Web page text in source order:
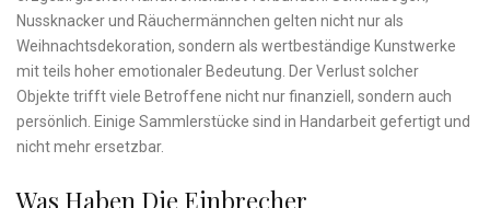
Nussknacker und Räuchermännchen gelten nicht nur als
Weihnachtsdekoration, sondern als wertbeständige Kunstwerke
mit teils hoher emotionaler Bedeutung. Der Verlust solcher
Objekte trifft viele Betroffene nicht nur finanziell, sondern auch
persönlich. Einige Sammlerstücke sind in Handarbeit gefertigt und
nicht mehr ersetzbar.
Was Haben Die Einbrecher